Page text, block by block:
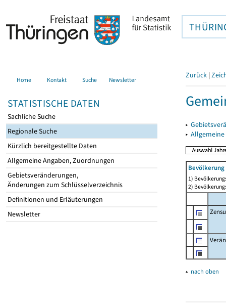
Home Kontakt Suche Newsletter
STATISTISCHE DATEN
Sachliche Suche
Regionale Suche
Kürzlich bereitgestellte Daten
Allgemeine Angaben, Zuordnungen
Gebietsveränderungen,
Änderungen zum Schlüsselverzeichnis
Definitionen und Erläuterungen
Newsletter
Zurück |
▸
▸
Bevölkerung
1)
2)
▴ nach oben